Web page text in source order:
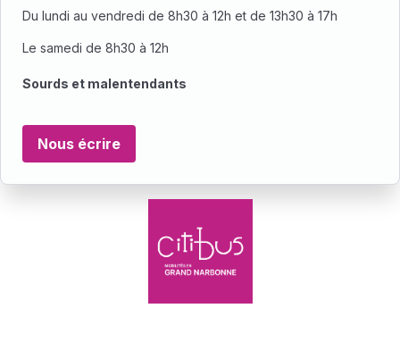
Du lundi au vendredi de 8h30 à 12h et de 13h30 à 17h
Le samedi de 8h30 à 12h
Sourds et malentendants
Nous écrire